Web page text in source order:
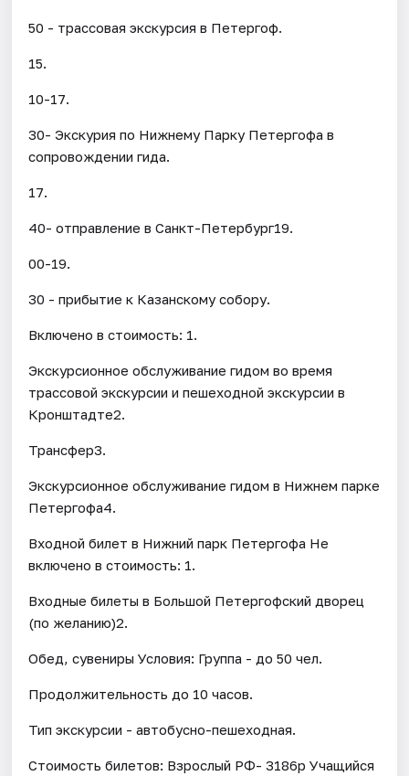
50 - трассовая экскурсия в Петергоф.
15.
10-17.
30- Экскурия по Нижнему Парку Петергофа в
сопровождении гида.
17.
40- отправление в Санкт-Петербург19.
00-19.
30 - прибытие к Казанскому собору.
Включено в стоимость: 1.
Экскурсионное обслуживание гидом во время
трассовой экскурсии и пешеходной экскурсии в
Кронштадте2.
Трансфер3.
Экскурсионное обслуживание гидом в Нижнем парке
Петергофа4.
Входной билет в Нижний парк Петергофа Не
включено в стоимость: 1.
Входные билеты в Большой Петергофский дворец
(по желанию)2.
Обед, сувениры Условия: Группа - до 50 чел.
Продолжительность до 10 часов.
Тип экскурсии - автобусно-пешеходная.
Стоимость билетов: Взрослый РФ- 3186р Учащийся